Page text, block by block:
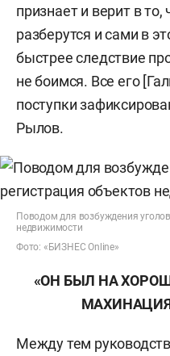
признает и верит в то,
разберутся и сами в
быстрее следствие
не боимся. Все его
поступки
Рылов.
Поводом для возбуждения
недвижимости
Фото: «БИЗНЕС Online»
«ОН БЫЛ НА
Между тем